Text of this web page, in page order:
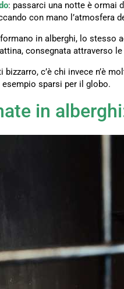
: passarci una notte è ormai
con mano
in alberghi, lo stesso
consegnata attraverso
c’è chi invece n’è
sparsi per il globo.
in